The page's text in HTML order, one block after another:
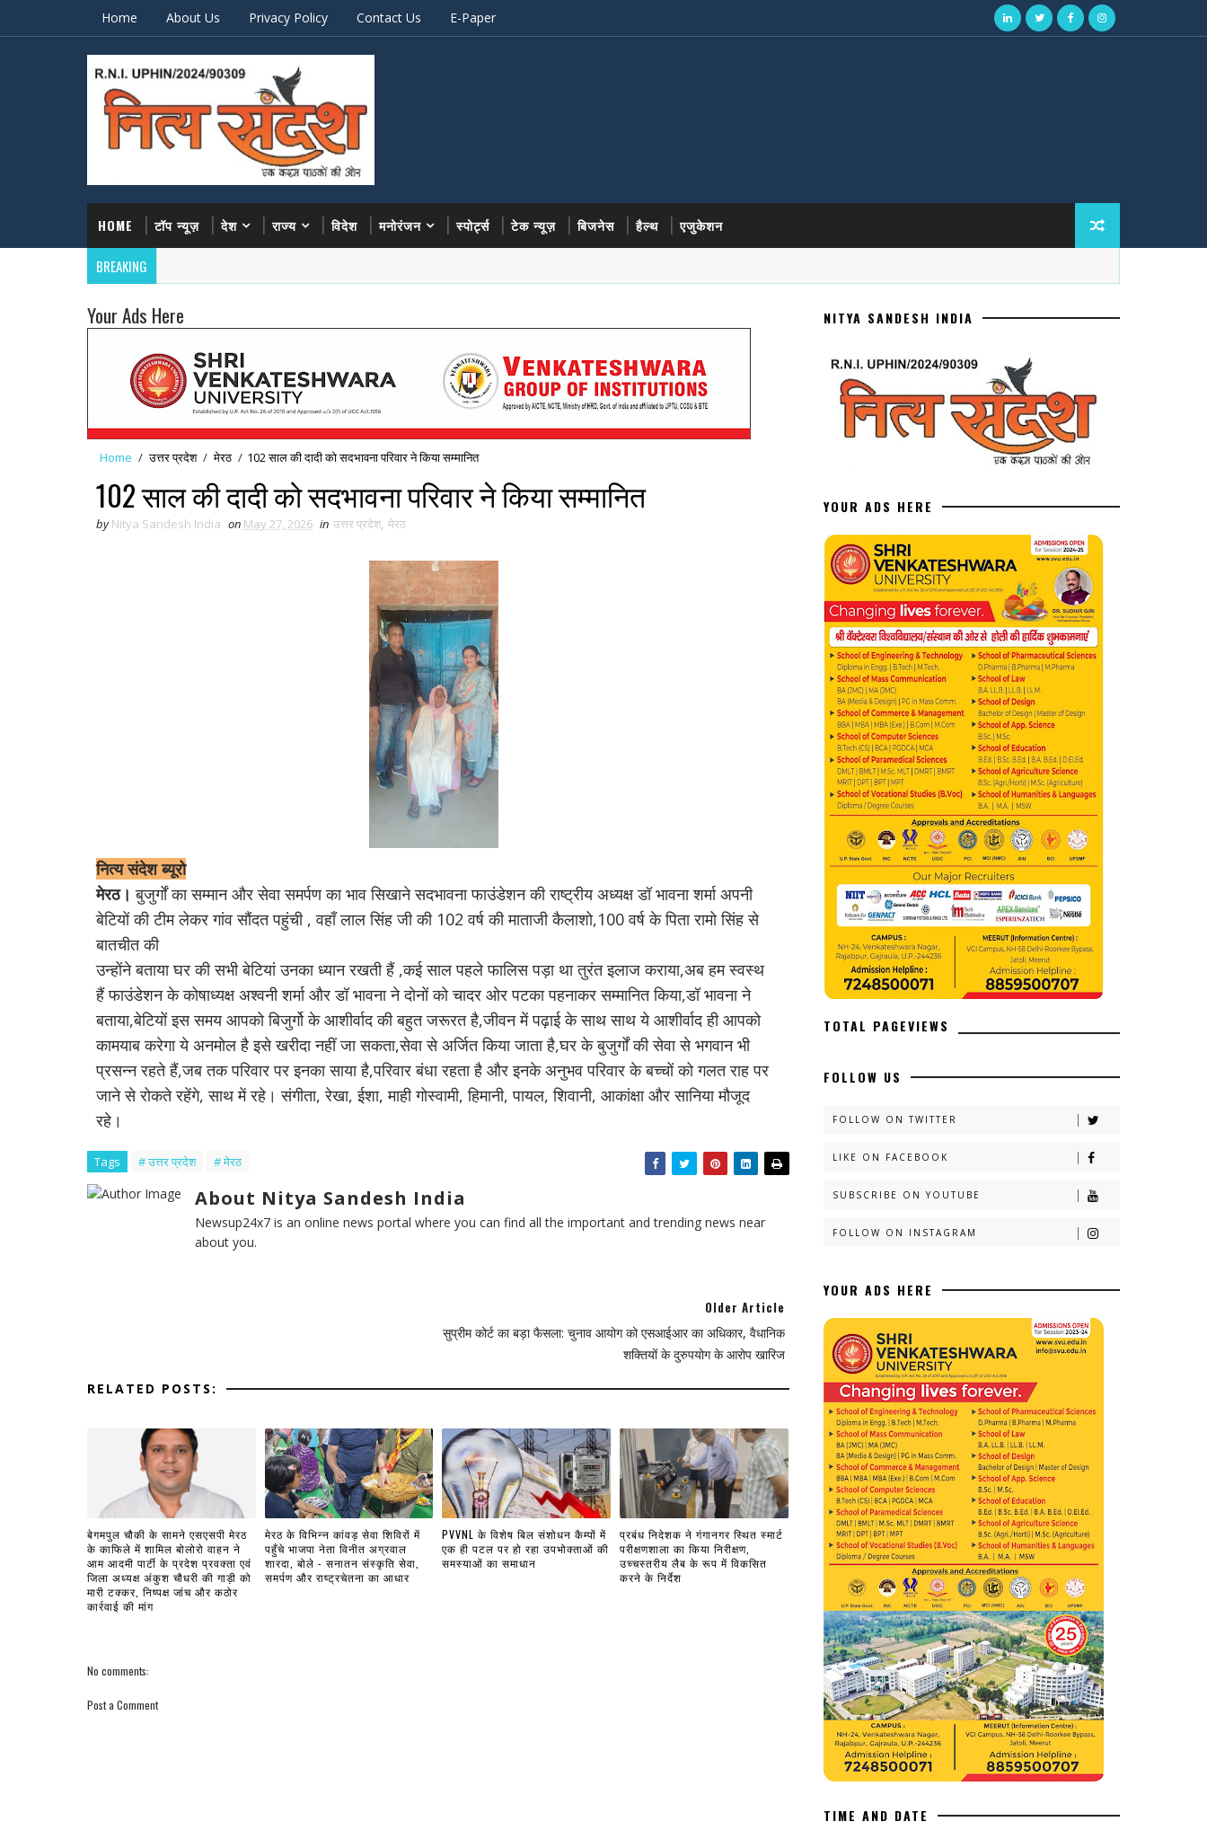
Home About Us Privacy Policy Contact Us E-Paper
HOME टॉप न्यूज़ देश राज्य विदेश मनोरंजन स्पोर्ट्स टेक न्यूज़ बिजनेस हैल्थ एजुकेशन
BREAKING
Your Ads Here
Home / उत्तर प्रदेश / मेरठ / 102 साल की दादी को सदभावना परिवार ने किया सम्मानित
102 साल की दादी को सदभावना परिवार ने किया सम्मानित
by Nitya Sandesh India on May 27, 2026 in उत्तर प्रदेश, मेरठ
नित्य संदेश ब्यूरो
मेरठ। बुजुर्गों का सम्मान और सेवा समर्पण का भाव सिखाने सदभावना फाउंडेशन की राष्ट्रीय अध्यक्ष डॉ भावना शर्मा अपनी
बेटियों की टीम लेकर गांव सौंदत पहुंची , वहाँ लाल सिंह जी की 102 वर्ष की माताजी कैलाशो,100 वर्ष के पिता रामो सिंह से
बातचीत की
उन्होंने बताया घर की सभी बेटियां उनका ध्यान रखती हैं ,कई साल पहले फालिस पड़ा था तुरंत इलाज कराया,अब हम स्वस्थ
हैं फाउंडेशन के कोषाध्यक्ष अश्वनी शर्मा और डॉ भावना ने दोनों को चादर ओर पटका पहनाकर सम्मानित किया,डॉ भावना ने
बताया,बेटियों इस समय आपको बिजुर्गो के आशीर्वाद की बहुत जरूरत है,जीवन में पढ़ाई के साथ साथ ये आशीर्वाद ही आपको
कामयाब करेगा ये अनमोल है इसे खरीदा नहीं जा सकता,सेवा से अर्जित किया जाता है,घर के बुजुर्गों की सेवा से भगवान भी
प्रसन्न रहते हैं,जब तक परिवार पर इनका साया है,परिवार बंधा रहता है और इनके अनुभव परिवार के बच्चों को गलत राह पर
जाने से रोकते रहेंगे, साथ में रहे। संगीता, रेखा, ईशा, माही गोस्वामी, हिमानी, पायल, शिवानी, आकांक्षा और सानिया मौजूद
रहे।
Tags # उत्तर प्रदेश # मेरठ
About Nitya Sandesh India
Newsup24x7 is an online news portal where you can find all the important and trending news near
about you.
Older Article
सुप्रीम कोर्ट का बड़ा फैसला: चुनाव आयोग को एसआईआर का अधिकार, वैधानिक
शक्तियों के दुरुपयोग के आरोप खारिज
RELATED POSTS:
बेगमपुल चौकी के सामने एसएसपी मेरठ
के काफिले में शामिल बोलोरो वाहन ने
आम आदमी पार्टी के प्रदेश प्रवक्ता एवं
जिला अध्यक्ष अंकुश चौधरी की गाड़ी को
मारी टक्कर, निष्पक्ष जांच और कठोर
कार्रवाई की मांग
मेरठ के विभिन्न कांवड़ सेवा शिविरों में
पहुँचे भाजपा नेता विनीत अग्रवाल
शारदा, बोले - सनातन संस्कृति सेवा,
समर्पण और राष्ट्रचेतना का आधार
PVVNL के विशेष बिल संशोधन कैम्पों में
एक ही पटल पर हो रहा उपभोक्ताओं की
समस्याओं का समाधान
प्रबंध निदेशक ने गंगानगर स्थित स्मार्ट
परीक्षणशाला का किया निरीक्षण,
उच्चस्तरीय लैब के रूप में विकसित
करने के निर्देश
No comments:
Post a Comment
NITYA SANDESH INDIA
YOUR ADS HERE
TOTAL PAGEVIEWS
FOLLOW US
FOLLOW ON TWITTER
LIKE ON FACEBOOK
SUBSCRIBE ON YOUTUBE
FOLLOW ON INSTAGRAM
YOUR ADS HERE
TIME AND DATE